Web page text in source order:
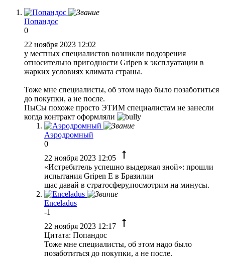
Попандос
0
22 ноября 2023 12:02
у местных специалистов возникли подозрения
относительно пригодности Gripen к эксплуатации в
жарких условиях климата страны.
Тоже мне специалисты, об этом надо было позаботиться
до покупки, а не после.
ПыСы похоже просто ЭТИМ специалистам не занесли
когда контракт оформляли
Аэродромный
0
22 ноября 2023 12:05
«Истребитель успешно выдержал зной»: прошли
испытания Gripen E в Бразилии
щас давай в стратосферу,посмотрим на минусы.
Enceladus
-1
22 ноября 2023 12:17
Цитата: Попандос
Тоже мне специалисты, об этом надо было
позаботиться до покупки, а не после.